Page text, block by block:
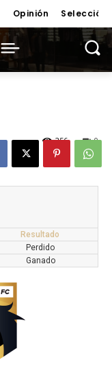
Opinión Selección
0
256
Resultado
Perdido
Ganado